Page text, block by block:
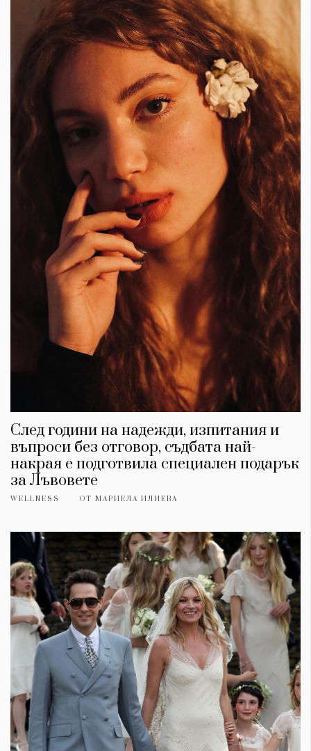
След години на надежди, изпитания и
въпроси без отговор, съдбата най-
накрая е подготвила специален подарък
за Лъвовете
WELLNESS ОТ МАРИЕЛА ИЛИЕВА